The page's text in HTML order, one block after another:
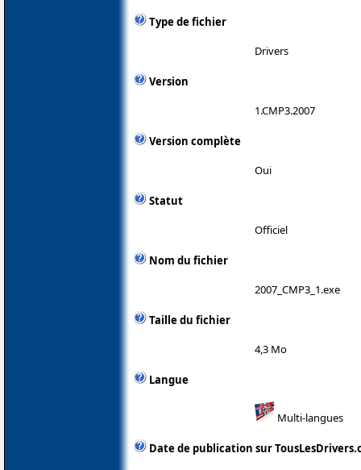
Type de fichier
Drivers
Version
1.CMP3.2007
Version complète
Oui
Statut
Officiel
Nom du fichier
2007_CMP3_1.exe
Taille du fichier
4,3 Mo
Langue
Multi-langues
Date de publication sur